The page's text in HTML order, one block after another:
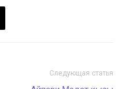
Следующая статья